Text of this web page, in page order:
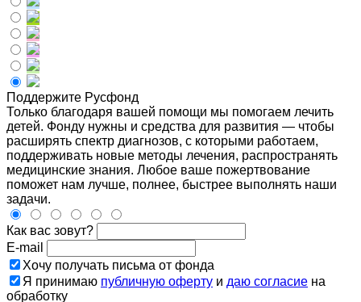
Поддержите Русфонд
Только благодаря вашей помощи мы помогаем лечить
детей. Фонду нужны и средства для развития — чтобы
расширять спектр диагнозов, с которыми работаем,
поддерживать новые методы лечения, распространять
медицинские знания. Любое ваше пожертвование
поможет нам лучше, полнее, быстрее выполнять наши
задачи.
Как вас зовут?
E-mail
Хочу получать письма от фонда
Я принимаю публичную оферту и даю согласие на
обработку